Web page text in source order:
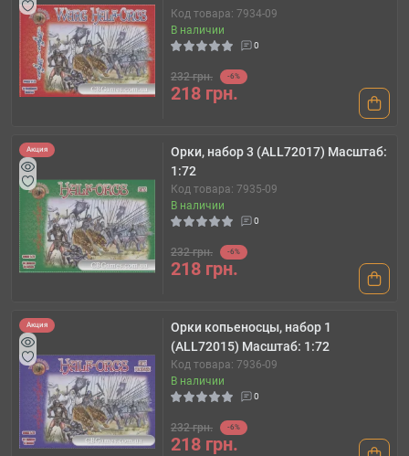
Код товара: 7934-09
В наличии
0
232 грн. -6%
218 грн.
Акция
Орки, набор 3 (ALL72017) Масштаб:
1:72
Код товара: 7935-09
В наличии
0
232 грн. -6%
218 грн.
Акция
Орки копьеносцы, набор 1
(ALL72015) Масштаб: 1:72
Код товара: 7936-09
В наличии
0
232 грн. -6%
218 грн.